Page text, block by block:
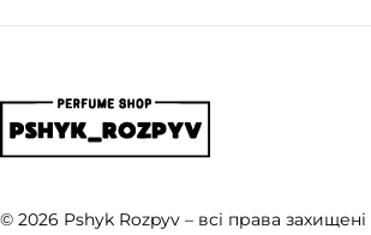
© 2026 Pshyk Rozpyv – всі права захищені